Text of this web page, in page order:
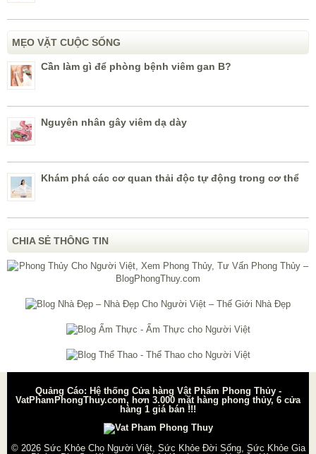
MẸO VẶT CUỘC SỐNG
Cần làm gì để phòng bệnh viêm gan B?
Nguyên nhân gây viêm dạ dày
Khám phá các cơ quan thải độc tự động trong cơ thể
CHIA SẺ THÔNG TIN
Quảng Cáo: Hệ thống Cửa hàng Vật Phẩm Phong Thủy -
VatPhamPhongThuy.com, hơn 3.000 mặt hàng phong thủy, 6 cửa
hàng 1 giá bán !!!
© 2026 Sức Khỏe Cho Người Việt, Sức Khỏe Đời Sống, Sức Khỏe Gia